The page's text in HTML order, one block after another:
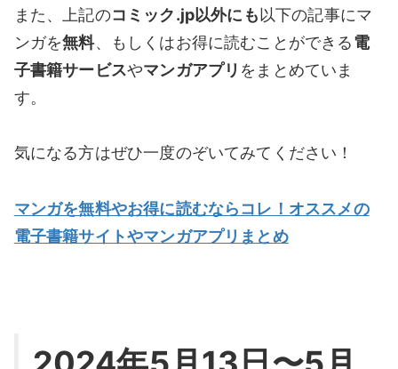
また、上記のコミック.jp以外にも以下の記事にマ
ンガを無料、もしくはお得に読むことができる電
子書籍サービスやマンガアプリ をまとめていま
す。
気になる方はぜひ一度のぞいてみてください！
マンガを無料やお得に読むならコレ！オススメの
電子書籍サイトやマンガアプリまとめ